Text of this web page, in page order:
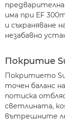
предварителна
има при EF
и съхраняване
незабавно
Покритие
Покритието
точен баланс
потиска
светлината,
вътрешните